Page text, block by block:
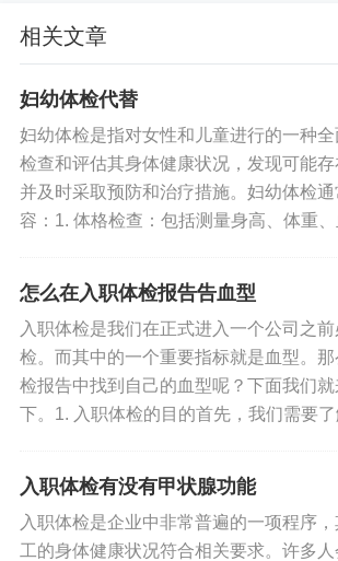
起尿路结石等问题。
尿酸过多：如果人体代谢过程中分
尿酸分泌太多，就会形成尿酸结晶。
缺少水分摄入：如果水分摄入不足
得浓缩，难以将草酸、草酸钙和尿
结论
肾结晶并不是入伍体检的禁忌症状
或您的亲友发现患有肾结晶，应及
预防和治疗，在入伍体检时也不用
标签: 肾结晶当兵体检能过吗
相关文章
妇幼体检代替
妇幼体检是指对女性和儿童进行的一种
检查和评估其身体健康状况，发现可能存
并及时采取预防和治疗措施。妇幼体检
容：1. 体格检查：包括测量身高、体重
怎么在入职体检报告告血型
入职体检是我们在正式进入一个公司之
检。而其中的一个重要指标就是血型。
检报告中找到自己的血型呢？下面我们
下。1. 入职体检的目的首先，我们需要
入职体检有没有甲状腺功能
入职体检是企业中非常普遍的一项程序
工的身体健康状况符合相关要求。许多